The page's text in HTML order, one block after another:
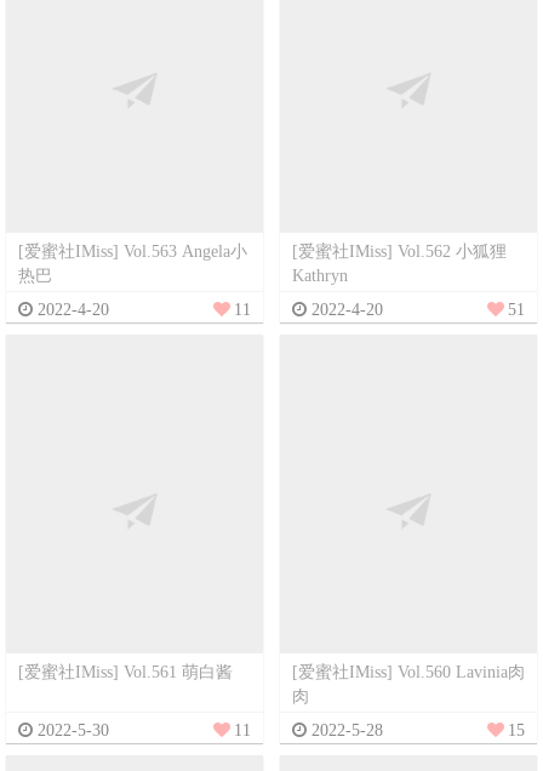
[爱蜜社IMiss] Vol.563 Angela小
热巴
2022-4-20
11
[爱蜜社IMiss] Vol.562 小狐狸
Kathryn
2022-4-20
51
[爱蜜社IMiss] Vol.561 萌白酱
2022-5-30 11
[爱蜜社IMiss] Vol.560 Lavinia肉
肉
2022-5-28
15